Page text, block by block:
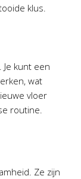
klus.
Je kunt een
wat
vloer
routine.
Ze zijn